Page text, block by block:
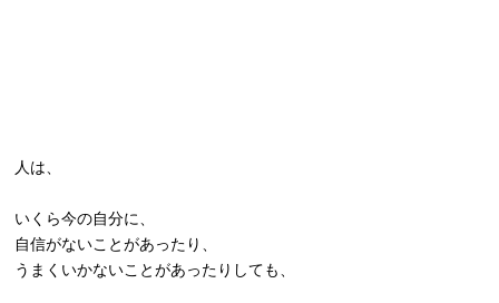
人は、
いくら今の自分に、
自信がないことがあったり、
うまくいかないことがあったりしても、